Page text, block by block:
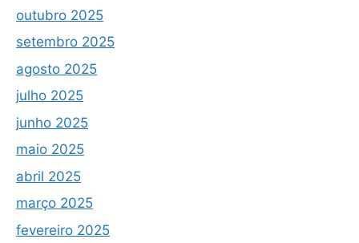
outubro 2025
setembro 2025
agosto 2025
julho 2025
junho 2025
maio 2025
abril 2025
março 2025
fevereiro 2025